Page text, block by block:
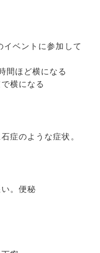
ベントに参加して
間ほど横になる
横になる
症のような症状。
。便秘